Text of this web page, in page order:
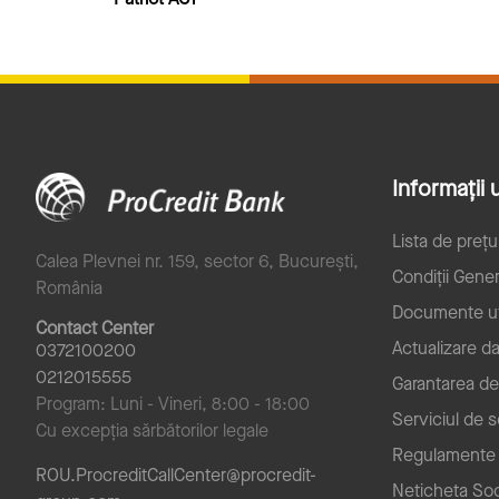
Calea Plevnei nr. 159, sector 6, București,
România
Contact Center
0372100200
0212015555
Program: Luni - Vineri, 8:00 - 18:00
Cu excepția sărbătorilor legale
ROU.ProcreditCallCenter@procredit-
Informații
Lista de
Condiții
Documente
Actualizare
Garantarea
Serviciul de
Regulamente
Neticheta